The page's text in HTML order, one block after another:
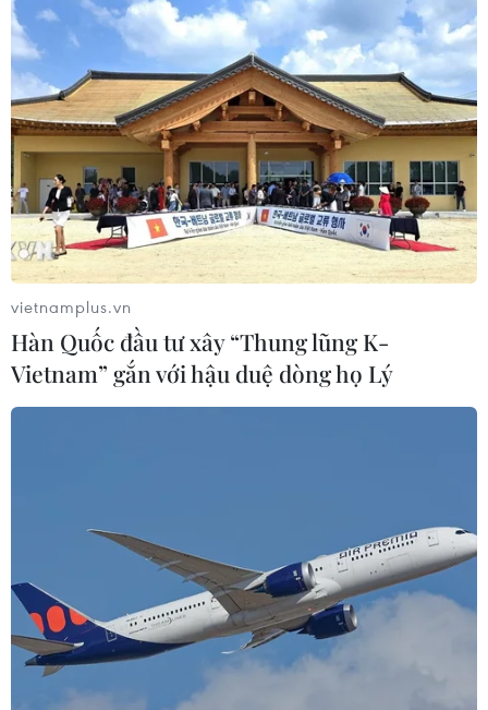
Thủy điện thượng nguồn Mekong giảm xả
nước khiến xâm nhập mặn tăng
03/01/2020 14:21
Viện Khoa học Thủy lợi miền Nam cảnh báo, do việc
giảm xả nước của thủy điện Cảnh Hồng nên khả năng
xảy ra hạn mặn lịch sử như năm 2015-2016 là rất cao.
Vấn đề nước biển dâng tại Đông Nam Á
vietnamplus.vn
Hàn Quốc đầu tư xây “Thung lũng K-
Vietnam” gắn với hậu duệ dòng họ Lý